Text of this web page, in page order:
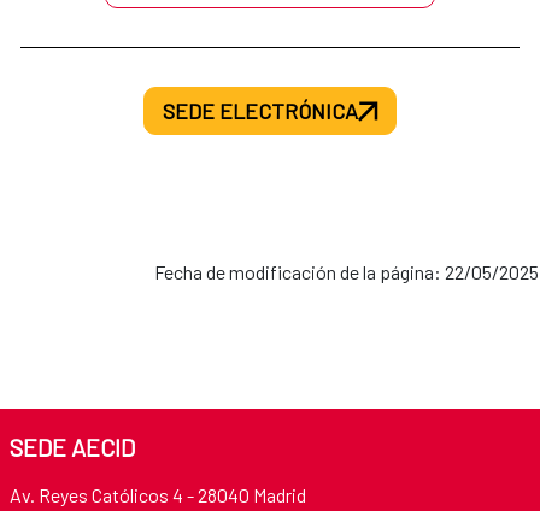
SEDE ELECTRÓNICA
Fecha de modificación de la página: 22/05/2025
SEDE AECID
Av. Reyes Católicos 4 - 28040 Madrid